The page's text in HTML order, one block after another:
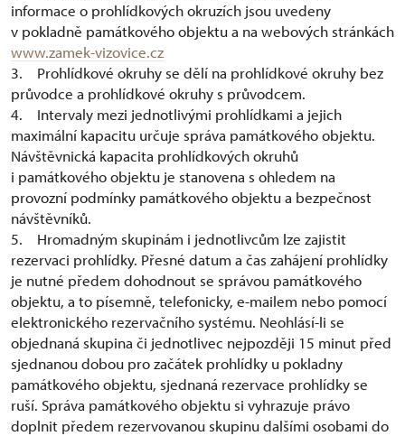
informace o prohlídkových okruzích jsou uvedeny
v pokladně památkového objektu a na webových stránkách
www.zamek-vizovice.cz
3. Prohlídkové okruhy se dělí na prohlídkové okruhy bez
průvodce a prohlídkové okruhy s průvodcem.
4. Intervaly mezi jednotlivými prohlídkami a jejich
maximální kapacitu určuje správa památkového objektu.
Návštěvnická kapacita prohlídkových okruhů
i památkového objektu je stanovena s ohledem na
provozní podmínky památkového objektu a bezpečnost
návštěvníků.
5. Hromadným skupinám i jednotlivcům lze zajistit
rezervaci prohlídky. Přesné datum a čas zahájení prohlídky
je nutné předem dohodnout se správou památkového
objektu, a to písemně, telefonicky, e-mailem nebo pomocí
elektronického rezervačního systému. Neohlásí-li se
objednaná skupina či jednotlivec nejpozději 15 minut před
sjednanou dobou pro začátek prohlídky u pokladny
památkového objektu, sjednaná rezervace prohlídky se
ruší. Správa památkového objektu si vyhrazuje právo
doplnit předem rezervovanou skupinu dalšími osobami do